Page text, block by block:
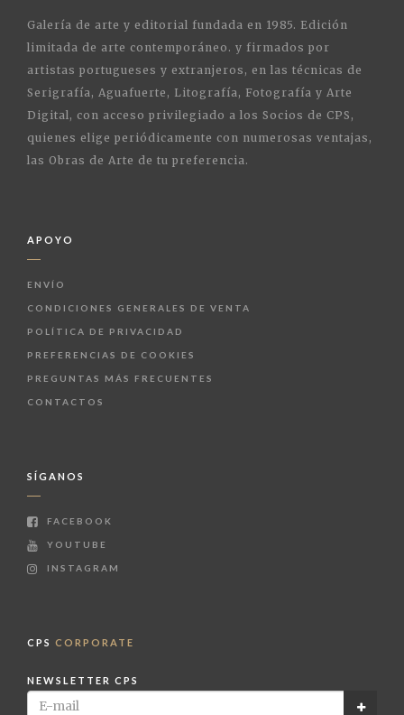
Galería de arte y editorial fundada en 1985. Edición
limitada de arte contemporáneo. y firmados por
artistas portugueses y extranjeros, en las técnicas de
Serigrafía, Aguafuerte, Litografía, Fotografía y Arte
Digital, con acceso privilegiado a los Socios de CPS,
quienes elige periódicamente con numerosas ventajas,
las Obras de Arte de tu preferencia.
APOYO
ENVÍO
CONDICIONES GENERALES DE VENTA
POLÍTICA DE PRIVACIDAD
PREFERENCIAS DE COOKIES
PREGUNTAS MÁS FRECUENTES
CONTACTOS
SÍGANOS
FACEBOOK
YOUTUBE
INSTAGRAM
CPS CORPORATE
NEWSLETTER CPS